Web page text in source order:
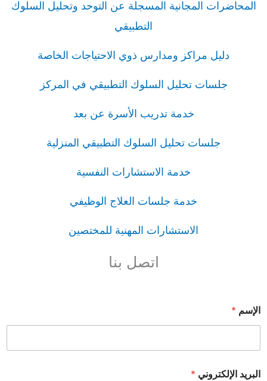
المحاضرات المجانية المسجلة عن التوحد وتحليل السلوك
التطبيقي
دليل مراكز ومدارس ذوي الاحتياجات الخاصة
جلسات تحليل السلوك التطبيقي في المركز
خدمة تدريب الأسرة عن بعد
جلسات تحليل السلوك التطبيقي المنزلية
خدمة الاستشارات النفسية
خدمة جلسات العلاج الوظيفي
الاستشارات المهنية للمختصين
اتصل بنا
الإسم *
البريد الإلكتروني *